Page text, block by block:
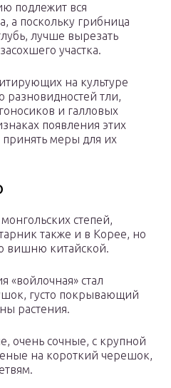
подлежит вся
а поскольку грибница
лучше вырезать
участка.
на культуре
разновидностей тли,
и галловых
появления этих
меры для их
степей,
также и в Корее, но
вишню китайской.
«войлочная» стал
густо покрывающий
растения.
очень сочные, с крупной
на короткий черешок,